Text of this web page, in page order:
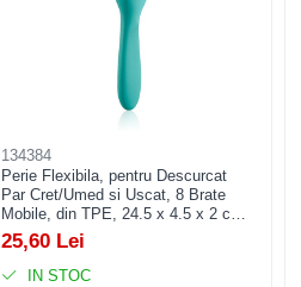
134384
Perie Flexibila, pentru Descurcat
Par Cret/Umed si Uscat, 8 Brate
Mobile, din TPE, 24.5 x 4.5 x 2 cm,
Verde
25,60 Lei
IN STOC